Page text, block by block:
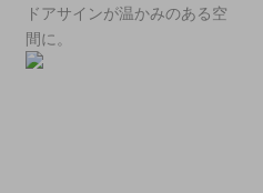
ドアサインが温かみのある空
間に。